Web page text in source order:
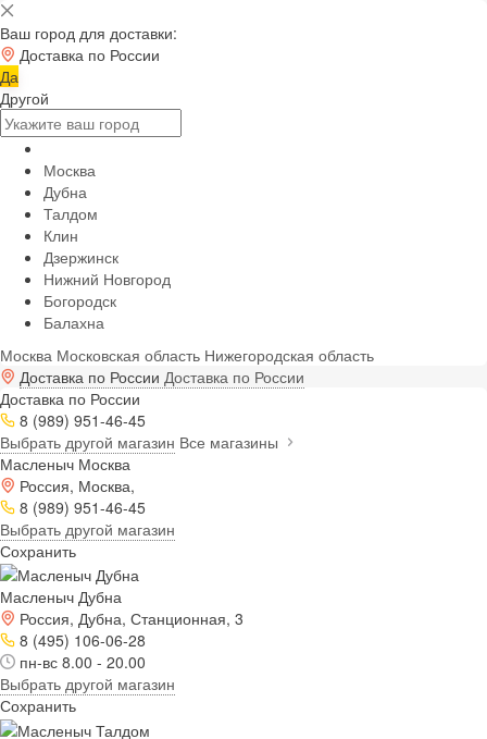
Ваш город для доставки:
Доставка по России
Да
Другой
Москва
Дубна
Талдом
Клин
Дзержинск
Нижний Новгород
Богородск
Балахна
Москва Московская область Нижегородская область
Доставка по России Доставка по России
Доставка по России
8 (989) 951-46-45
Выбрать другой магазин Все магазины
Масленыч Москва
Россия, Москва,
8 (989) 951-46-45
Выбрать другой магазин
Сохранить
Масленыч Дубна
Россия, Дубна, Станционная, 3
8 (495) 106-06-28
пн-вс 8.00 - 20.00
Выбрать другой магазин
Сохранить